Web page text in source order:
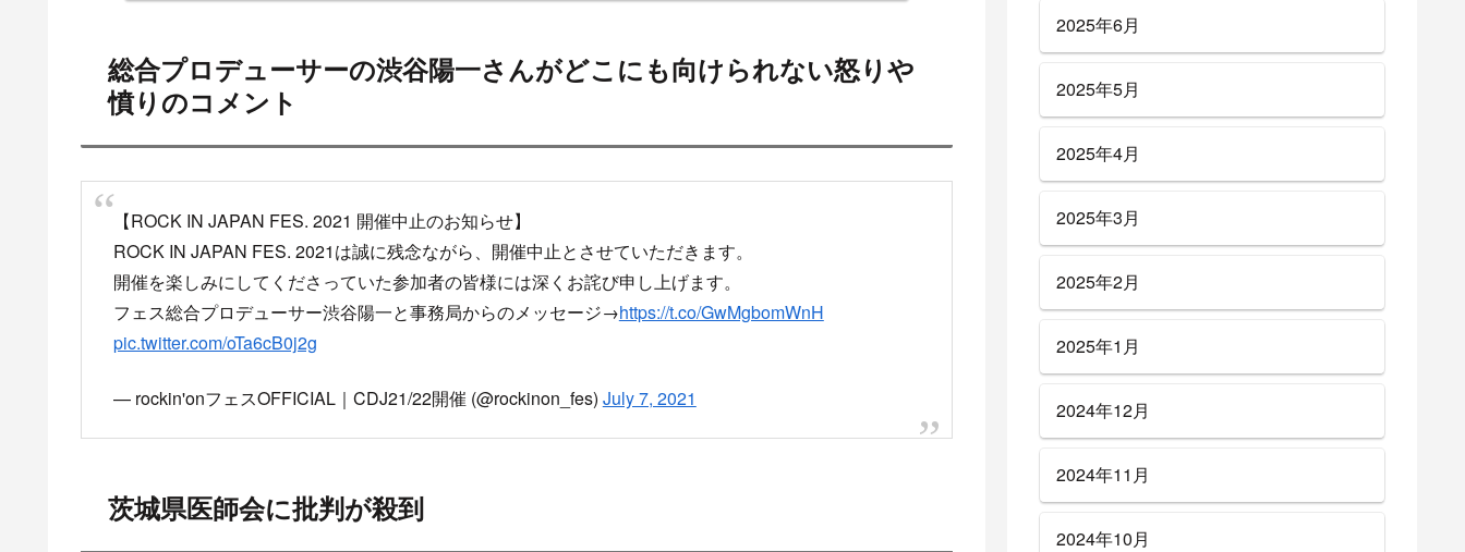
総合プロデューサーの渋谷陽一さんがどこにも向けられない怒りや
憤りのコメント
【ROCK IN JAPAN FES. 2021 開催中止のお知らせ】
ROCK IN JAPAN FES. 2021は誠に残念ながら、開催中止とさせていただきます。
開催を楽しみにしてくださっていた参加者の皆様には深くお詫び申し上げます。
フェス総合プロデューサー渋谷陽一と事務局からのメッセージ→https://t.co/GwMgbomWnH
pic.twitter.com/oTa6cB0j2g
— rockin'onフェスOFFICIAL｜CDJ21/22開催 (@rockinon_fes) July 7, 2021
茨城県医師会に批判が殺到
2025年6月
2025年5月
2025年4月
2025年3月
2025年2月
2025年1月
2024年12月
2024年11月
2024年10月